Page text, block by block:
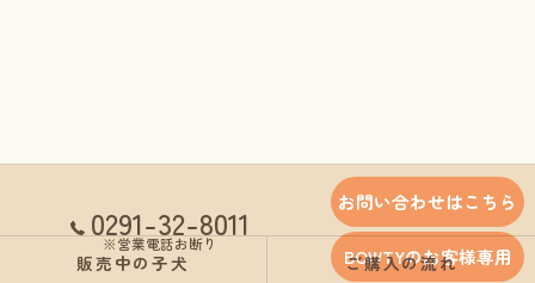
0291-32-8011
※営業電話お断り
お問い合わせはこちら
BOWTYのお客様専用
販売中の子犬 ご購入の流れ